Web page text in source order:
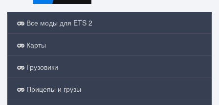
Все моды для ETS 2
Карты
Грузовики
Прицепы и грузы